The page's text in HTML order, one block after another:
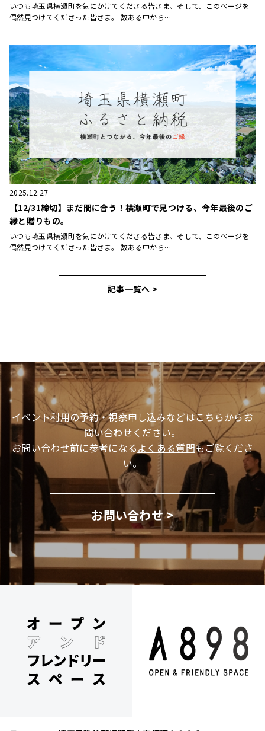
いつも埼玉県横瀬町を気にかけてくださる皆さま、そして、このページを
偶然見つけてくださった皆さま。 数ある中から…
2025.12.27
【12/31締切】まだ間に合う！横瀬町で見つける、今年最後のご
縁と贈りもの。
いつも埼玉県横瀬町を気にかけてくださる皆さま、そして、このページを
偶然見つけてくださった皆さま。 数ある中から…
記事一覧へ >
イベント利用の予約・視察申し込みなどはこちらからお
問い合わせください。
お問い合わせ前に参考になるよくある質問もご覧くださ
い。
お問い合わせ >